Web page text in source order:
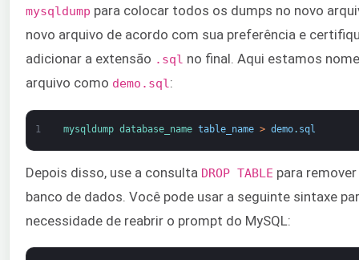
mysqldump para colocar todos os dumps no novo
novo arquivo de acordo com sua preferência e
adicionar a extensão .sql no final. Aqui estamos
arquivo como demo.sql :
1 mysqldump database_name table_name > demo. sql
Depois disso, use a consulta DROP TABLE para
banco de dados. Você pode usar a seguinte sintaxe
necessidade de reabrir o prompt do MySQL: